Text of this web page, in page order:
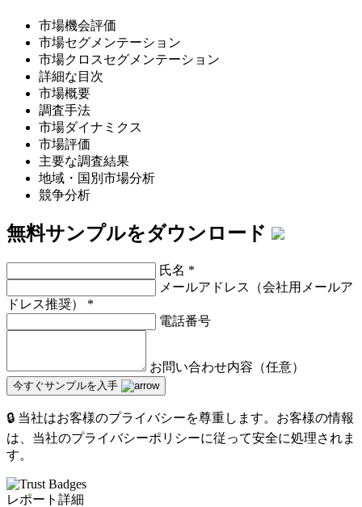
市場機会評価
市場セグメンテーション
市場クロスセグメンテーション
詳細な目次
市場概要
調査手法
市場ダイナミクス
市場評価
主要な調査結果
地域・国別市場分析
競争分析
無料サンプルをダウンロード
氏名 *
メールアドレス（会社用メールア
ドレス推奨） *
電話番号
お問い合わせ内容（任意）
今すぐサンプルを入手
🔒 当社はお客様のプライバシーを尊重します。お客様の情報
は、当社のプライバシーポリシーに従って安全に処理されま
す。
レポート詳細